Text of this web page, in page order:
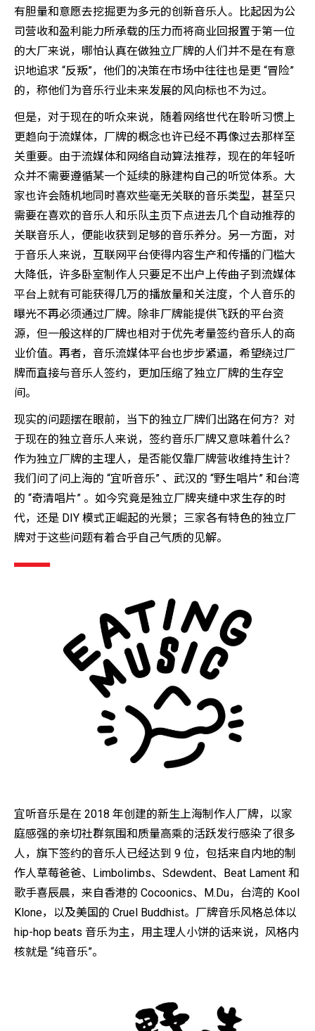
有胆量和意愿去挖掘更为多元的创新音乐人。比起因为公
司营收和盈利能力所承载的压力而将商业回报置于第一位
的大厂来说，哪怕认真在做独立厂牌的人们并不是在有意
识地追求 “反叛”，他们的决策在市场中往往也是更 “冒险”
的，称他们为音乐行业未来发展的风向标也不为过。
但是，对于现在的听众来说，随着网络世代在聆听习惯上
更趋向于流媒体，厂牌的概念也许已经不再像过去那样至
关重要。由于流媒体和网络自动算法推荐，现在的年轻听
众并不需要遵循某一个延续的脉建构自己的听觉体系。大
家也许会随机地同时喜欢些毫无关联的音乐类型，甚至只
需要在喜欢的音乐人和乐队主页下点进去几个自动推荐的
关联音乐人，便能收获到足够的音乐养分。另一方面，对
于音乐人来说，互联网平台使得内容生产和传播的门槛大
大降低，许多卧室制作人只要足不出户上传曲子到流媒体
平台上就有可能获得几万的播放量和关注度，个人音乐的
曝光不再必须通过厂牌。除非厂牌能提供飞跃的平台资
源，但一般这样的厂牌也相对于优先考量签约音乐人的商
业价值。再者，音乐流媒体平台也步步紧逼，希望绕过厂
牌而直接与音乐人签约，更加压缩了独立厂牌的生存空
间。
现实的问题摆在眼前，当下的独立厂牌们出路在何方？对
于现在的独立音乐人来说，签约音乐厂牌又意味着什么？
作为独立厂牌的主理人，是否能仅靠厂牌营收维持生计？
我们问了问上海的 “宜听音乐” 、武汉的 “野生唱片” 和台湾
的 “奇清唱片” 。如今究竟是独立厂牌夹缝中求生存的时
代，还是 DIY 模式正崛起的光景；三家各有特色的独立厂
牌对于这些问题有着合乎自己气质的见解。
宜听音乐是在 2018 年创建的新生上海制作人厂牌，以家
庭感强的亲切社群氛围和质量高乘的活跃发行感染了很多
人，旗下签约的音乐人已经达到 9 位，包括来自内地的制
作人草莓爸爸、Limbolimbs、Sdewdent、Beat Lament 和
歌手喜辰晨，来自香港的 Cocoonics、M.Du，台湾的 Kool
Klone，以及美国的 Cruel Buddhist。厂牌音乐风格总体以
hip-hop beats 音乐为主，用主理人小饼的话来说，风格内
核就是 “纯音乐”。